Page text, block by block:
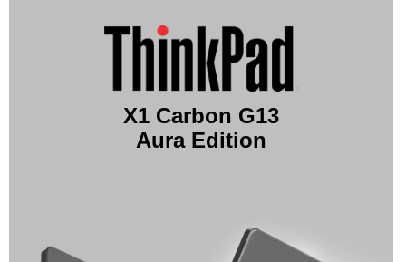
X1 Carbon G13
Aura Edition